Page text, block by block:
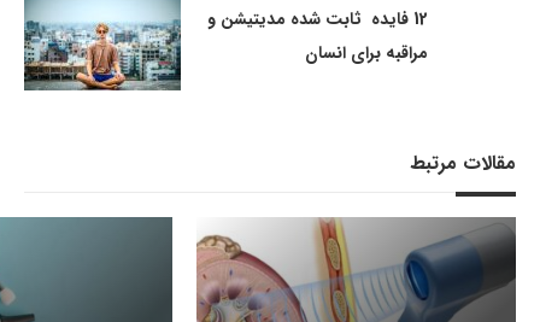
12 فایده ثابت شده مدیتیشن و
مراقبه برای انسان
مقالات مرتبط